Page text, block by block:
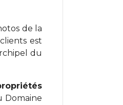
de la
est
du
Domaine